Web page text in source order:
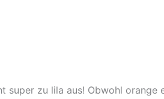
zu lila aus! Obwohl orange